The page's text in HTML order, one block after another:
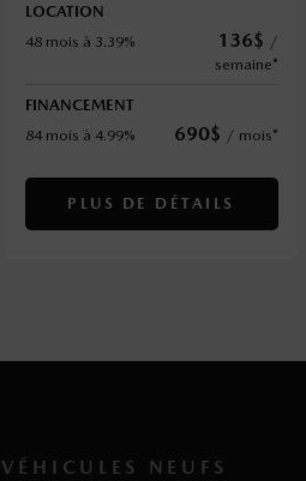
LOCATION
48 mois à 3.39%
136$ /
semaine*
FINANCEMENT
84 mois à 4.99%
690$ / mois*
PLUS DE DÉTAILS
VÉHICULES NEUFS